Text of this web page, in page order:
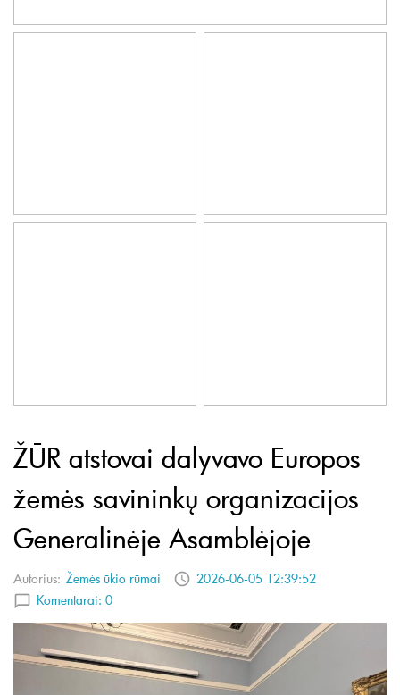
ŽŪR atstovai dalyvavo Europos
žemės savininkų organizacijos
Generalinėje Asamblėjoje
Autorius: Žemės ūkio rūmai
2026-06-05 12:39:52
Komentarai: 0